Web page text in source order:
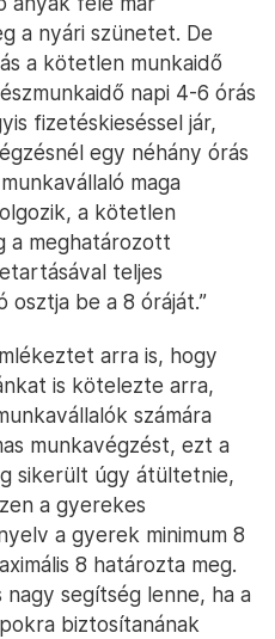
a nyári szünetet. De
a kötetlen munkaidő
napi 4-6 órás
fizetéskieséssel jár,
egy néhány órás
maga
a kötetlen
a meghatározott
teljes
osztja be a 8 óráját.”
arra is, hogy
is kötelezte arra,
számára
munkavégzést, ezt a
sikerült úgy átültetnie,
a gyerekes
a gyerek minimum 8
8 határozta meg.
nagy segítség lenne, ha a
biztosítanának